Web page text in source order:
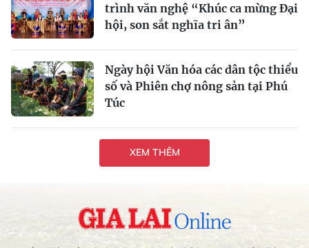
trình văn nghệ “Khúc ca mừng Đại
hội, son sắt nghĩa tri ân”
Ngày hội Văn hóa các dân tộc thiểu
số và Phiên chợ nông sản tại Phú
Túc
XEM THÊM